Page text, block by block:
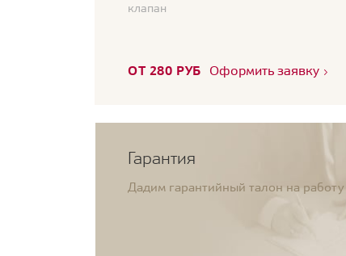
клапан
ОТ 280 РУБ Оформить заявку
Гарантия
Дадим гарантийный талон на работу